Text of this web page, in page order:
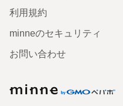
利用規約
minneのセキュリティ
お問い合わせ